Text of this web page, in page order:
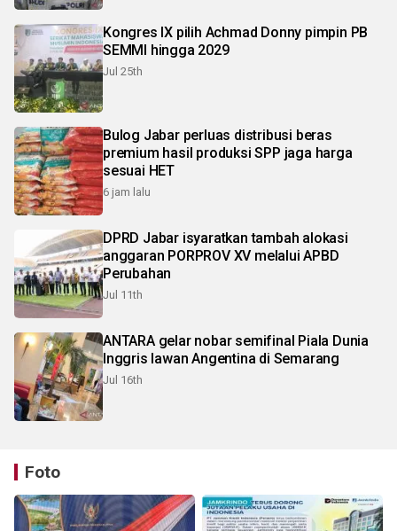
Kongres IX pilih Achmad Donny pimpin PB
SEMMI hingga 2029
Jul 25th
Bulog Jabar perluas distribusi beras
premium hasil produksi SPP jaga harga
sesuai HET
6 jam lalu
DPRD Jabar isyaratkan tambah alokasi
anggaran PORPROV XV melalui APBD
Perubahan
Jul 11th
ANTARA gelar nobar semifinal Piala Dunia
Inggris lawan Angentina di Semarang
Jul 16th
Foto